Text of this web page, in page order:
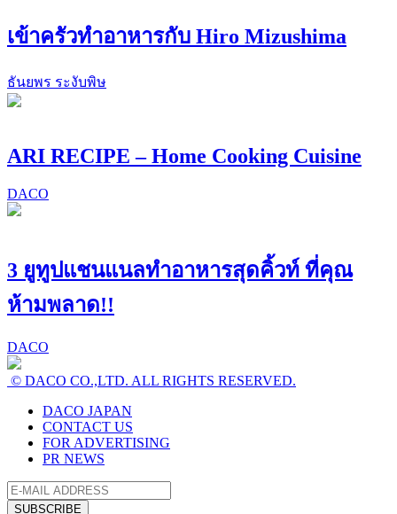
เข้าครัวทำอาหารกับ Hiro Mizushima
ธันยพร ระงับพิษ
ARI RECIPE – Home Cooking Cuisine
DACO
3 ยูทูปแชนแนลทำอาหารสุดคิ้วท์ ที่คุณ
ห้ามพลาด!!
DACO
© DACO CO.,LTD. ALL RIGHTS RESERVED.
DACO JAPAN
CONTACT US
FOR ADVERTISING
PR NEWS